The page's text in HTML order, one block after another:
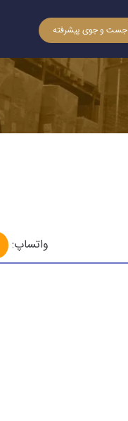
جست و جوی پیشرفته
واتساپ: